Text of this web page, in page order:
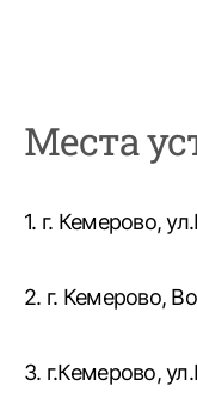
Места
1. г. Кемерово,
2. г. Кемерово,
3. г.Кемерово,